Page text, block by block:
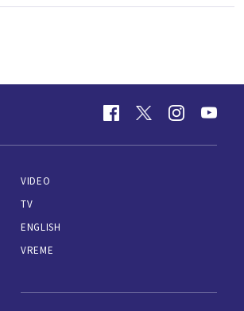
VIDEO
TV
ENGLISH
VREME